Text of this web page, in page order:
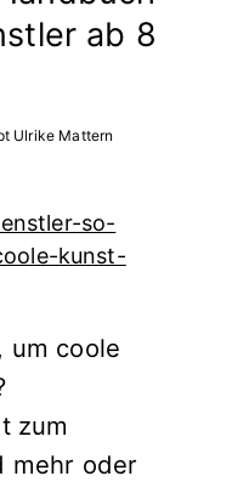
ab 8
Ulrike Mattern
um coole
zum
mehr oder